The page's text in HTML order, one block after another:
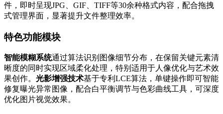
件，即时呈现JPG、GIF、TIFF等30余种格式内容，配合拖拽
式管理界面，显著提升文件整理效率。
特色功能模块
智能模糊系统通过算法识别图像细节分布，在保留关键元素清
晰度的同时实现区域柔化处理，特别适用于人像优化与艺术效
果创作。 光影增强技术基于专利LCE算法，单键操作即可智能
修复曝光异常图像，配合白平衡调节与色彩曲线工具，可深度
优化图片视觉效果。